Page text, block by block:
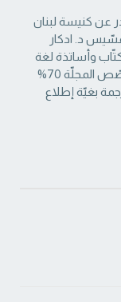
عن كنيسة لبنان
د. ادكار
40 متطوّعًا من كتّاب وأساتذة لغة
‏وإخراج ومصوّرين وفريق تسويق وإداريّين. تُخصّص المجلّة 70%
الوطنيّين ‏وتترك 30% للترجمة بغيّة إطلاع